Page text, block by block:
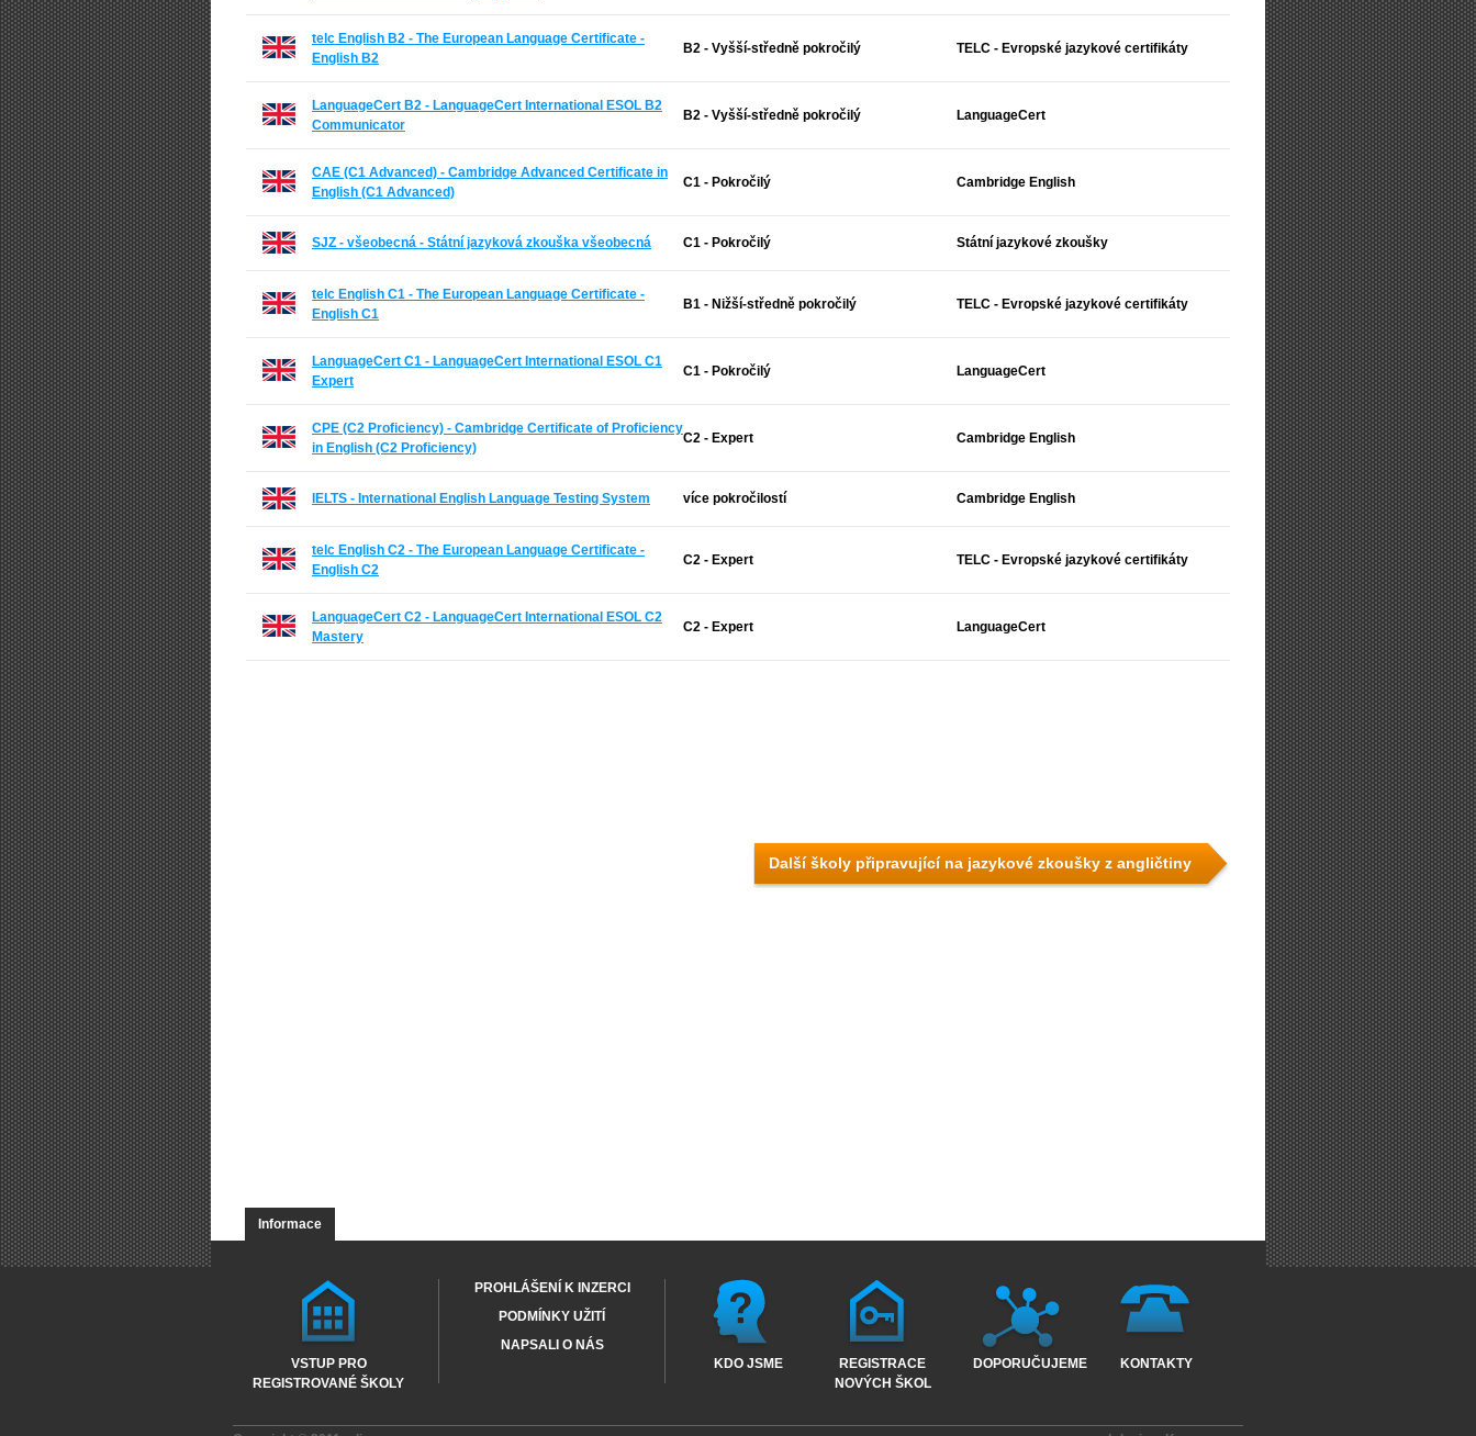
telc English B2 - The European Language Certificate -
English B2
B2 - Vyšší-středně pokročilý TELC - Evropské jazykové certifikáty
LanguageCert B2 - LanguageCert International ESOL B2
Communicator
B2 - Vyšší-středně pokročilý LanguageCert
CAE (C1 Advanced) - Cambridge Advanced Certificate in
English (C1 Advanced)
C1 - Pokročilý Cambridge English
SJZ - všeobecná - Státní jazyková zkouška všeobecná C1 - Pokročilý Státní jazykové zkoušky
telc English C1 - The European Language Certificate -
English C1
B1 - Nižší-středně pokročilý TELC - Evropské jazykové certifikáty
LanguageCert C1 - LanguageCert International ESOL C1
Expert
C1 - Pokročilý LanguageCert
CPE (C2 Proficiency) - Cambridge Certificate of Proficiency
in English (C2 Proficiency)
C2 - Expert Cambridge English
IELTS - International English Language Testing System více pokročilostí Cambridge English
telc English C2 - The European Language Certificate -
English C2
C2 - Expert TELC - Evropské jazykové certifikáty
LanguageCert C2 - LanguageCert International ESOL C2
Mastery
C2 - Expert LanguageCert
Další školy připravující na jazykové zkoušky z angličtiny
Informace
VSTUP PRO
REGISTROVANÉ ŠKOLY
PROHLÁŠENÍ K INZERCI
PODMÍNKY UŽITÍ
NAPSALI O NÁS
KDO JSME
REGISTRACE
NOVÝCH ŠKOL
DOPORUČUJEME KONTAKTY